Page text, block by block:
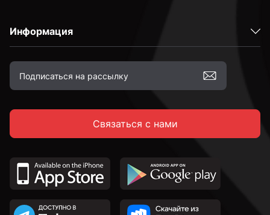
Информация
Связаться с нами